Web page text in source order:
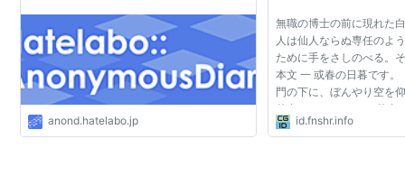
anond.hatelabo.jp
無職の博士の前に現れた
人は仙人ならぬ専任のよ
ために手をさしのべる。
本文 一 或春の日暮です
門の下に、ぼんやり空を
若者がありました。 若者
て、元はしっかりとした
id.fnshr.info